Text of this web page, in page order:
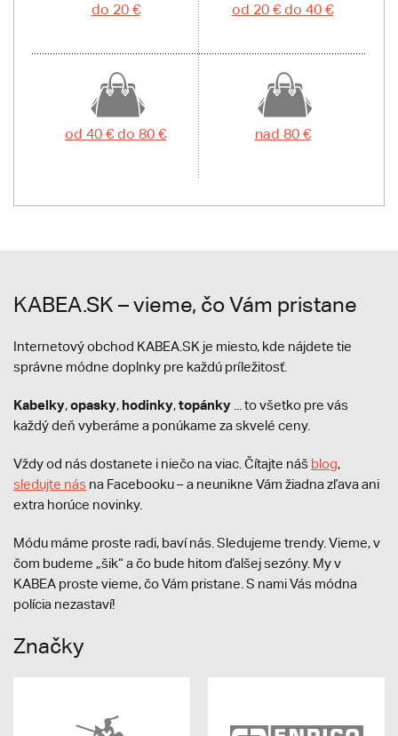
do 20 € od 20 € do 40 €
od 40 € do 80 € nad 80 €
KABEA.SK – vieme, čo Vám pristane
Internetový obchod KABEA.SK je miesto, kde nájdete tie
správne módne doplnky pre každú príležitosť.
Kabelky,opasky, hodinky,topánky ... to všetko pre vás
každý deň vyberáme a ponúkame za skvelé ceny.
Vždy od nás dostanete i niečo na viac. Čítajte náš blog,
sledujte nás na Facebooku – a neunikne Vám žiadna zľava ani
extra horúce novinky.
Módu máme proste radi, baví nás. Sledujeme trendy. Vieme, v
čom budeme „šik“ a čo bude hitom ďalšej sezóny. My v
KABEA proste vieme, čo Vám pristane. S nami Vás módna
polícia nezastaví!
Značky